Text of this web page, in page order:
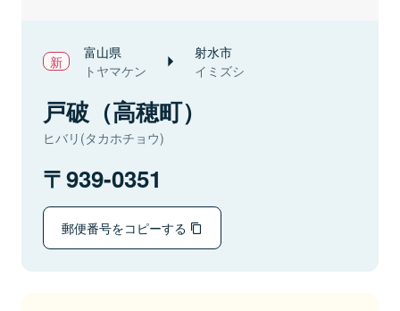
富山県
トヤマケン
射水市
イミズシ
戸破（高穂町）
ヒバリ(タカホチョウ)
939-0351
郵便番号をコピーする